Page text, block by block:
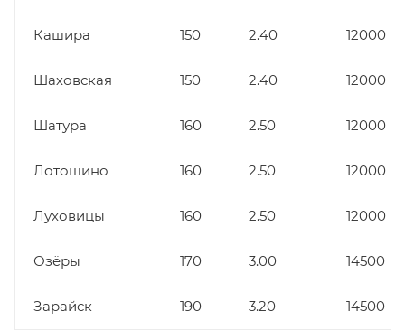
Кашира 150 2.40 12000
Шаховская 150 2.40 12000
Шатура 160 2.50 12000
Лотошино 160 2.50 12000
Луховицы 160 2.50 12000
Озёры 170 3.00 14500
Зарайск 190 3.20 14500